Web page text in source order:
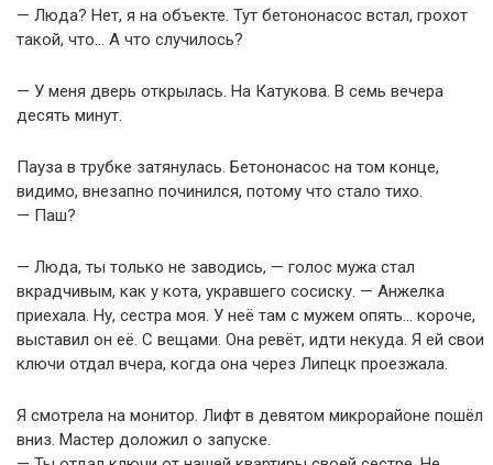
— Люда? Нет, я на объекте. Тут бетононасос встал, грохот
такой, что… А что случилось?
— У меня дверь открылась. На Катукова. В семь вечера
десять минут.
Пауза в трубке затянулась. Бетононасос на том конце,
видимо, внезапно починился, потому что стало тихо.
— Паш?
— Люда, ты только не заводись, — голос мужа стал
вкрадчивым, как у кота, укравшего сосиску. — Анжелка
приехала. Ну, сестра моя. У неё там с мужем опять… короче,
выставил он её. С вещами. Она ревёт, идти некуда. Я ей свои
ключи отдал вчера, когда она через Липецк проезжала.
Я смотрела на монитор. Лифт в девятом микрорайоне пошёл
вниз. Мастер доложил о запуске.